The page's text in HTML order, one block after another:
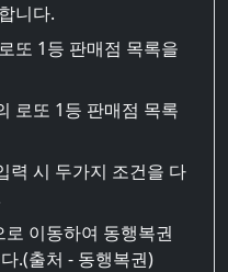
니다.
또 1등 판매점 목록을
로또 1등 판매점 목록
시 두가지 조건을 다
이동하여 동행복권
.(출처 - 동행복권)